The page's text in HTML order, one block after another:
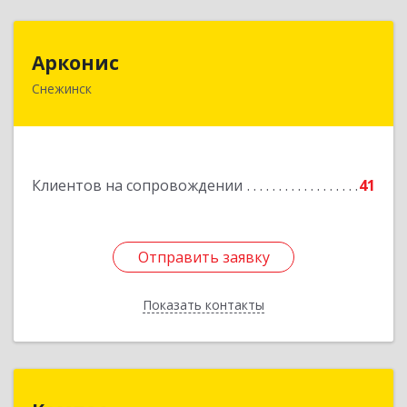
Арконис
Снежинск
Клиентов на сопровождении 41
Отправить заявку
Показать контакты
Отправить заявку
Назад